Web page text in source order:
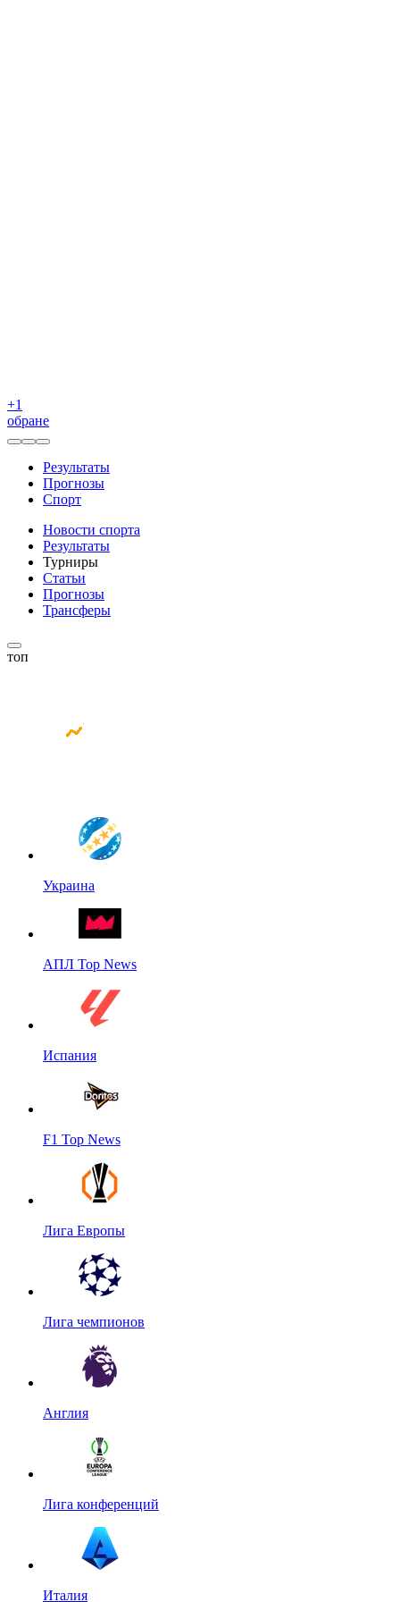
+1
обране
Результаты
Прогнозы
Спорт
Новости спорта
Результаты
Турниры
Статьи
Прогнозы
Трансферы
топ
Украина
АПЛ Top News
Испания
F1 Top News
Лига Европы
Лига чемпионов
Англия
Лига конференций
Италия